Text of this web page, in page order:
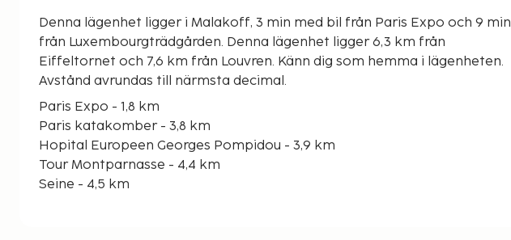
Denna lägenhet ligger i Malakoff, 3 min med bil från Paris Expo och 9 min
från Luxembourgträdgården. Denna lägenhet ligger 6,3 km från
Eiffeltornet och 7,6 km från Louvren. Känn dig som hemma i lägenheten.
Avstånd avrundas till närmsta decimal.
Paris Expo - 1,8 km
Paris katakomber - 3,8 km
Hopital Europeen Georges Pompidou - 3,9 km
Tour Montparnasse - 4,4 km
Seine - 4,5 km